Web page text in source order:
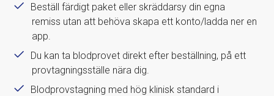
Beställ färdigt paket eller skräddarsy din egna
remiss utan att behöva skapa ett konto/ladda ner en
app.
Du kan ta blodprovet direkt efter beställning, på ett
provtagningsställe nära dig.
Blodprovstagning med hög klinisk standard i